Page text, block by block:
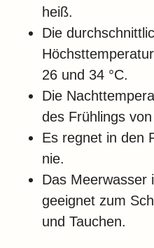
heiß.
Die
26 und 34 °C.
Die
des Frühlings
Es regnet in den
nie.
Das Meerwasser
geeignet zum
und Tauchen.